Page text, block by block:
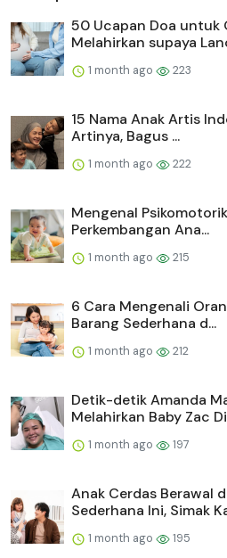
50 Ucapan Doa untuk
Melahirkan supaya
1 month ago 223
15 Nama Anak Artis
Artinya, Bagus ...
1 month ago 222
Mengenal
Perkembangan Ana...
1 month ago 215
6 Cara Mengenali
Barang Sederhana d...
1 month ago 212
Detik-detik Amanda
Melahirkan Baby Zac
1 month ago 197
Anak Cerdas Berawal
Sederhana Ini, Simak
1 month ago 195